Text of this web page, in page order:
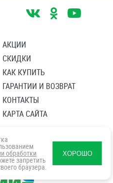
АКЦИИ
СКИДКИ
КАК КУПИТЬ
ГАРАНТИИ И ВОЗВРАТ
КОНТАКТЫ
КАРТА САЙТА
данных
персональных данны
обработки
запретить
браузера.
ХОРОШО